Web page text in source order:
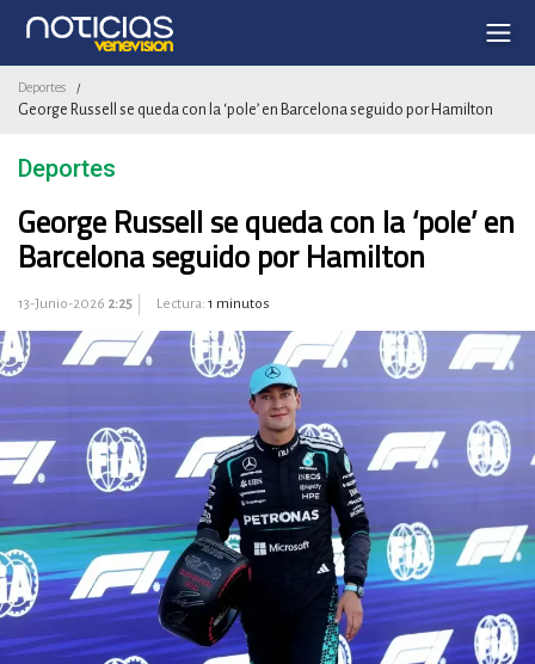
Deportes /
George Russell se queda con la ‘pole’ en Barcelona seguido por Hamilton
Deportes
George Russell se queda con la ‘pole’ en
Barcelona seguido por Hamilton
13-Junio-2026 2:25 Lectura: 1 minutos